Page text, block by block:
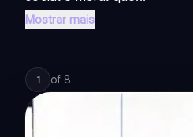
Mostrar mais
1 of 8